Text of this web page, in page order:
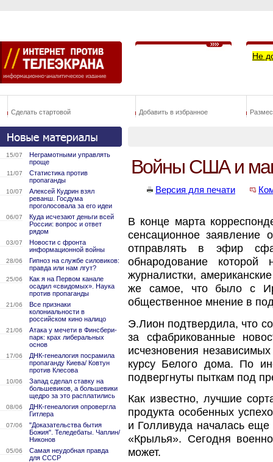
Не
Сделать стартовой Добавить в избранное
15/07
Неграмотными управлять
проще
11/07
Статистика против
пропаганды
10/07
Алексей Кудрин взял
реванш. Госдума
проголосовала за его идеи
06/07
Куда исчезают деньги всей
России: вопрос и ответ
рядом
03/07
Новости с фронта
информационной войны
28/06
Гипноз на службе силовиков:
правда или нам лгут?
25/06
Как я на Первом канале
осадил «свидомых». Наука
против пропаганды
21/06
Все признаки
колониальности в
российском кино налицо
21/06
Атака у мечети в Финсбери-
парк: крах либеральных
основ
17/06
ДНК-генеалогия посрамила
пропаганду Киева/ Ковтун
против Клесова
10/06
Запад сделал ставку на
большевиков, а большевики
щедро за это расплатились
08/06
ДНК-генеалогия опровергла
Гитлера
07/06
"Доказательства бытия
Божия". Теледебаты. Чаплин/
Никонов
05/06
Самая неудобная правда
для СССР
Войны США и
Версия для печати
В конце марта
сенсационное заявление
отправлять в эфир
обнародование
журналистки,
же самое, что было с
общественное мнение в
Э.Лион подтвердила, что
за сфабрикованные
исчезновения
курсу Белого дома. По
подвергнуты пыткам под
Как известно, лучшие
продукта особенных
и Голливуда началась
«Крылья». Сегодня
может.